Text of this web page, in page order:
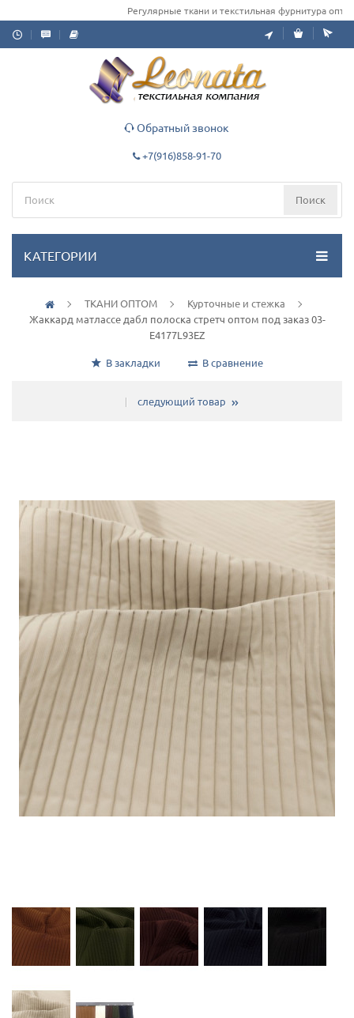
Регулярные ткани и текстильная фурнитура
Обратный звонок
+7(916)858-91-70
Поиск
КАТЕГОРИИ
ТКАНИ ОПТОМ
Курточные и стежка
Жаккард матлассе дабл полоска стретч оптом под заказ 03-
Е4177L93EZ
В закладки В сравнение
следующий товар